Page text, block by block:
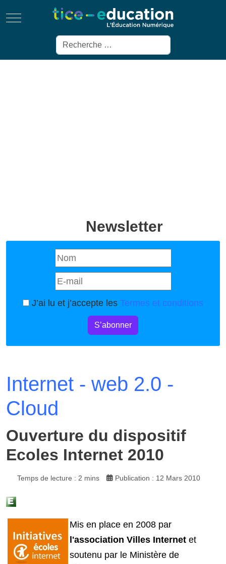
Mobile Menu Toggle
Rechercher
Newsletter
J’ai lu et j’accepte les Termes et conditions
S’abonner
Internet - web 2.0 -
Cloud
Ouverture du dispositif
Ecoles Internet 2010
Temps de lecture : 2 mins Publication : 12 Mars 2010
Mis en place en 2008 par
l'association Villes Internet et
soutenu par le Ministère de